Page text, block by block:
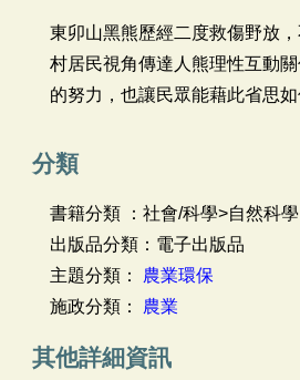
東卯山黑熊歷經二度救傷野放
村居民視角傳達人熊理性互動
的努力，也讓民眾能藉此省思
分類
書籍分類 ：社會/科學>自然科學
出版品分類：電子出版品
主題分類： 農業環保
施政分類： 農業
其他詳細資訊